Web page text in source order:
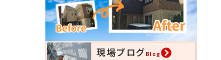
現場ブログBlog